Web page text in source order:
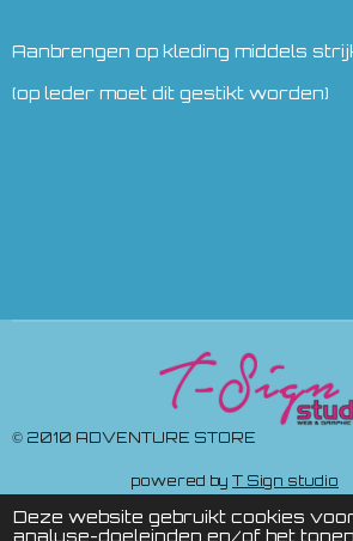
Deze website gebruikt cookies
analyse-doeleinden en/of het tonen
Aanbrengen op kleding middels
(op leder moet dit gestikt worden)
© 2010
powered by T Sign studio